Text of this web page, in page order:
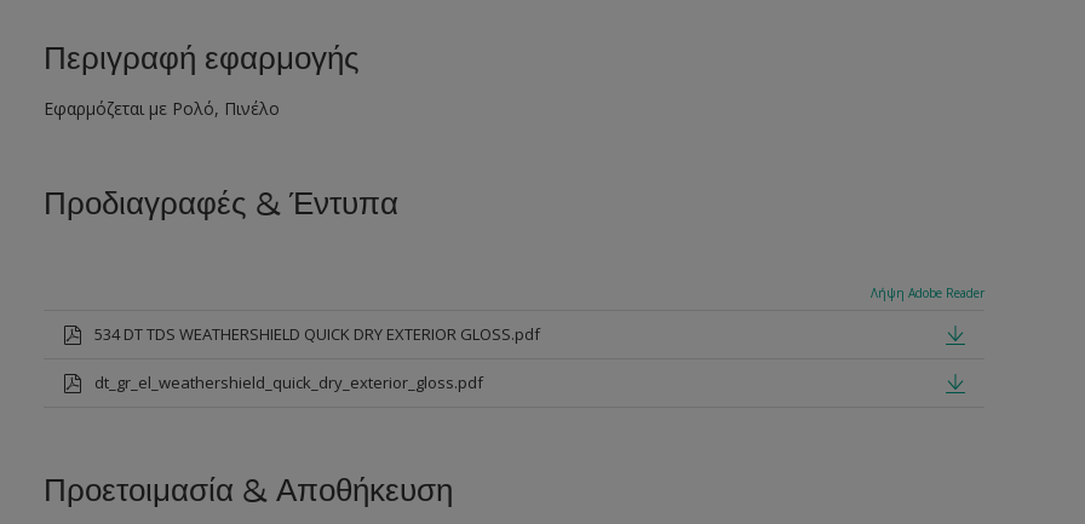
Περιγραφή εφαρμογής
Εφαρμόζεται με Ρολό, Πινέλο
Προδιαγραφές & Έντυπα
Λήψη Adobe Reader
534 DT TDS WEATHERSHIELD QUICK DRY EXTERIOR GLOSS.pdf
dt_gr_el_weathershield_quick_dry_exterior_gloss.pdf
Προετοιμασία & Αποθήκευση